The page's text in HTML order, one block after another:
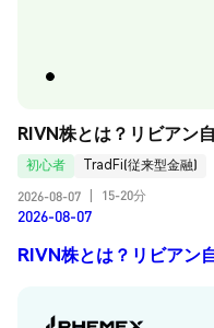
RIVN株とは？リビアン
初心者
TradFi(従来型金融)
2026-08-07
15-20分
2026-08-07
RIVN株とは？リビアン